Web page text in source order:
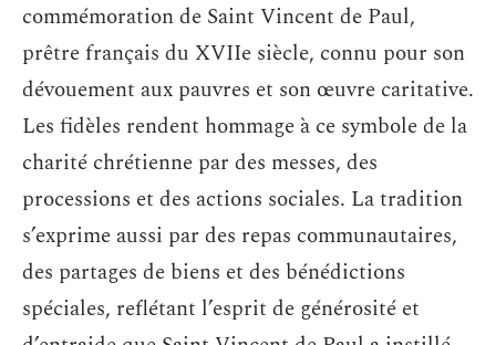
commémoration de Saint Vincent de Paul,
prêtre français du XVIIe siècle, connu pour son
dévouement aux pauvres et son œuvre caritative.
Les fidèles rendent hommage à ce symbole de la
charité chrétienne par des messes, des
processions et des actions sociales. La tradition
s’exprime aussi par des repas communautaires,
des partages de biens et des bénédictions
spéciales, reflétant l’esprit de générosité et